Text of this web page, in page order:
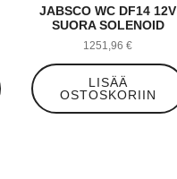
JABSCO WC DF14 12V
SUORA SOLENOID
1251,96€
LISÄÄ
OSTOSKORIIN